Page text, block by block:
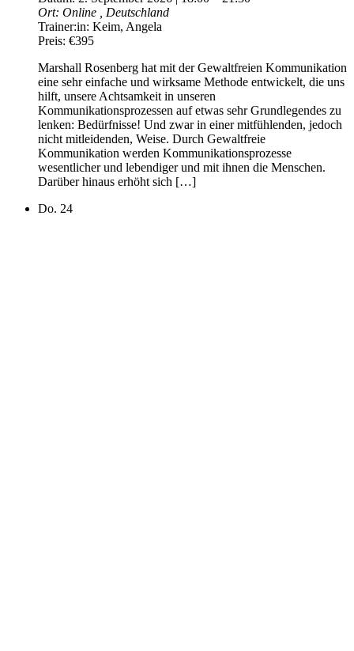
Ort: Online
, Deutschland
Trainer:in: Keim, Angela
Preis: €395
Marshall Rosenberg hat mit der Gewaltfreien Kommunikation
eine sehr einfache und wirksame Methode entwickelt, die uns
hilft, unsere Achtsamkeit in unseren
Kommunikationsprozessen auf etwas sehr Grundlegendes zu
lenken: Bedürfnisse! Und zwar in einer mitfühlenden, jedoch
nicht mitleidenden, Weise. Durch Gewaltfreie
Kommunikation werden Kommunikationsprozesse
wesentlicher und lebendiger und mit ihnen die Menschen.
Darüber hinaus erhöht sich […]
Do. 24